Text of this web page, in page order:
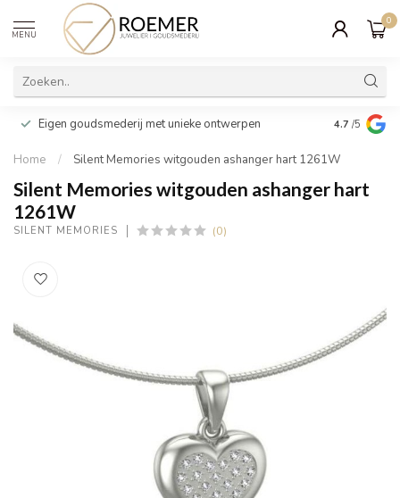
MENU
0
Eigen goudsmederij met unieke ontwerpen Wij
cadeau
4.7 /5
Home / Silent Memories witgouden ashanger hart 1261W
Silent Memories witgouden ashanger hart
1261W
SILENT MEMORIES (0)